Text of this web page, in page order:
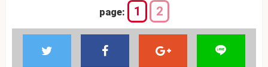
page: 1 2